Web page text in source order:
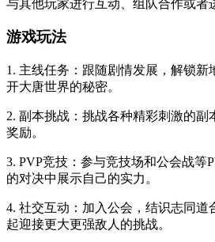
与其他玩家进行互动、组队合作或者
游戏玩法
1. 主线任务：跟随剧情发展，解锁新
开大唐世界的秘密。
2. 副本挑战：挑战各种精彩刺激的副
奖励。
3. PVP竞技：参与竞技场和公会战等
的对决中展示自己的实力。
4. 社交互动：加入公会，结识志同道
起迎接更大更强敌人的挑战。